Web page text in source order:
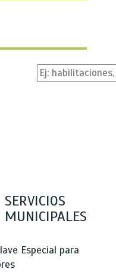
SERVICIOS
MUNICIPALES
Especial para